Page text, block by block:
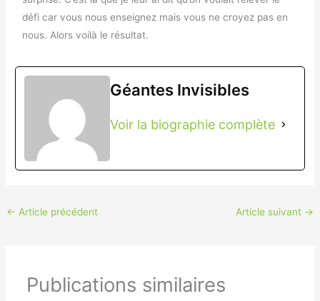
défi car vous nous enseignez mais vous ne croyez pas en
nous. Alors voilà le résultat.
Géantes Invisibles
Voir la biographie complète
← Article précédent Article suivant →
Publications similaires